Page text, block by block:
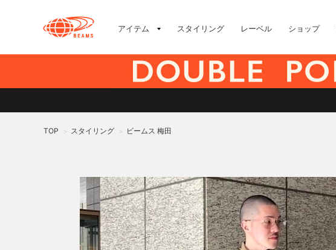
アイテム スタイリング レーベル ショップ
TOP > スタイリング > ビームス 梅田